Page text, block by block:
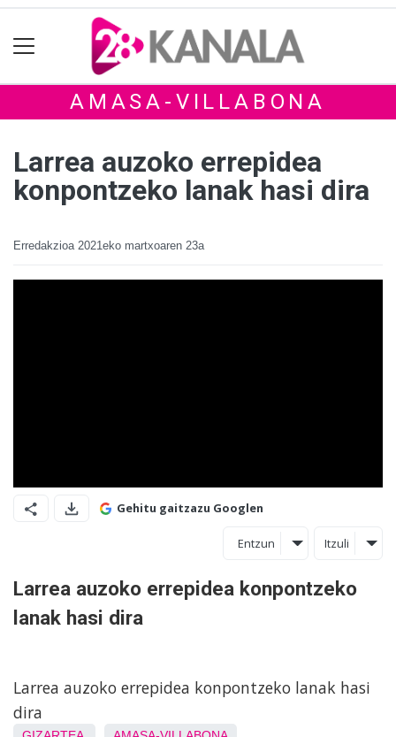
AMASA-VILLABONA
Larrea auzoko errepidea
konpontzeko lanak hasi dira
Erredakzioa 2021eko martxoaren 23a
Gehitu gaitzazu Googlen
Entzun Itzuli
Larrea auzoko errepidea konpontzeko
lanak hasi dira
Larrea auzoko errepidea konpontzeko lanak hasi
dira